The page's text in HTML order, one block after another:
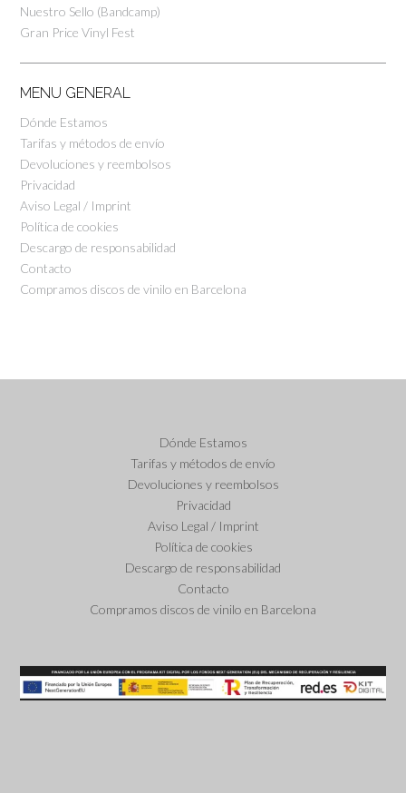
Nuestro Sello (Bandcamp)
Gran Price Vinyl Fest
MENU GENERAL
Dónde Estamos
Tarifas y métodos de envío
Devoluciones y reembolsos
Privacidad
Aviso Legal / Imprint
Política de cookies
Descargo de responsabilidad
Contacto
Compramos discos de vinilo en Barcelona
Dónde Estamos
Tarifas y métodos de envío
Devoluciones y reembolsos
Privacidad
Aviso Legal / Imprint
Política de cookies
Descargo de responsabilidad
Contacto
Compramos discos de vinilo en Barcelona